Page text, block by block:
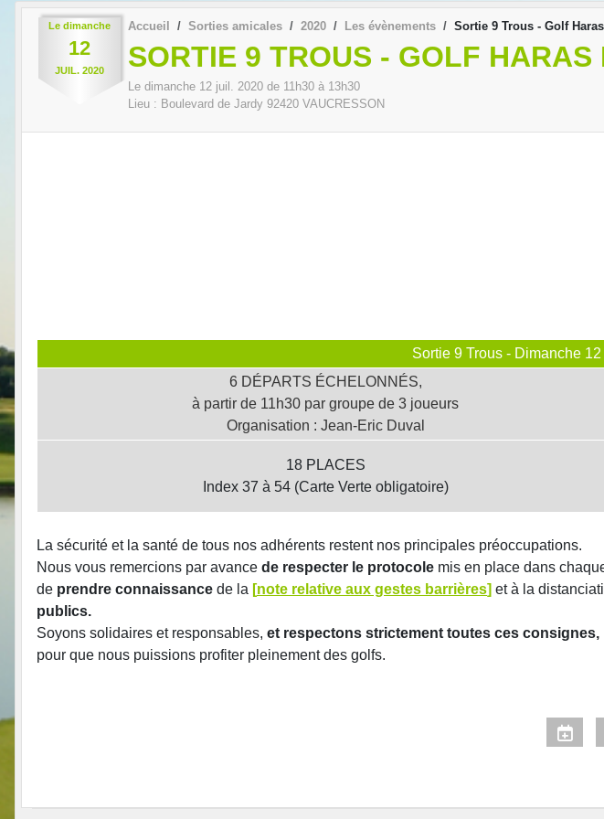
Le dimanche
12
JUIL. 2020
Accueil Sorties amicales 2020 Les évènements Sortie 9 Trous - Golf
SORTIE 9 TROUS - GOLF HARAS
Le dimanche 12 juil. 2020 de 11h30 à 13h30
Lieu : Boulevard de Jardy 92420 VAUCRESSON
Sortie 9 Trous - Dimanche
6 DÉPARTS ÉCHELONNÉS,
à partir de 11h30 par groupe de 3 joueurs
Organisation : Jean-Eric Duval
18 PLACES
Index 37 à 54 (Carte Verte obligatoire)
La sécurité et la santé de tous nos adhérents restent nos principales préoccupations.
Nous vous remercions par avance de respecter le protocole mis en place dans
de prendre connaissance de la [note relative aux gestes barrières] et à la
publics.
Soyons solidaires et responsables, et respectons strictement toutes ces consignes,
pour que nous puissions profiter pleinement des golfs.